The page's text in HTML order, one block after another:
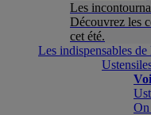
Les
Découvrez les
cet été.
Les indispensables